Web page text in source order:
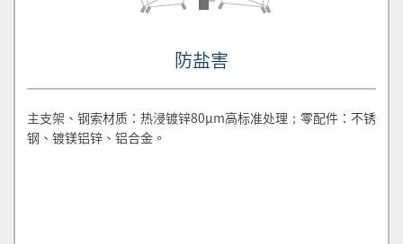
防盐害
主支架、钢索材质：热浸镀锌80μm高标准处理；零配件：不锈
钢、镀镁铝锌、铝合金。